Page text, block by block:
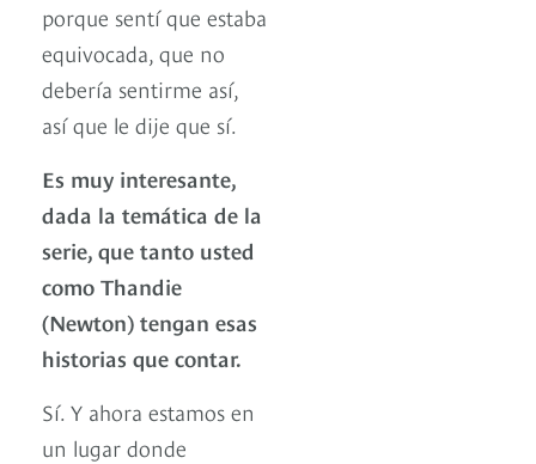
porque sentí que estaba
equivocada, que no
debería sentirme así,
así que le dije que sí.
Es muy interesante,
dada la temática de la
serie, que tanto usted
como Thandie
(Newton) tengan esas
historias que contar.
Sí. Y ahora estamos en
un lugar donde